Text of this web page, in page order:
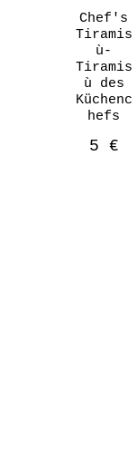
Chef's
Tiramis
ù-
Tiramis
ù des
Küchenc
hefs
5 €